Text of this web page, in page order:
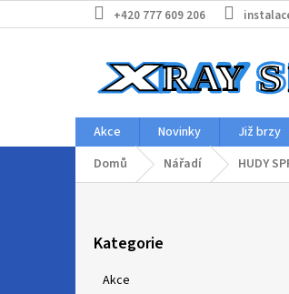
na
+420 777 609 206
Akce Novinky Již brzy
Domů
Nářadí HUDY
kategorie
Kategorie
Akce